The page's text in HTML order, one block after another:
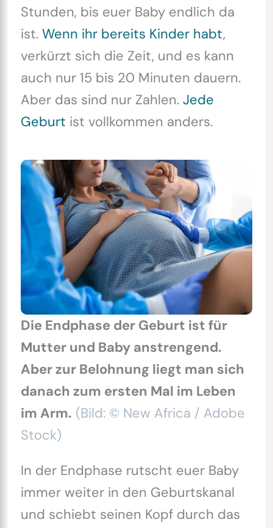
Stunden, bis euer Baby endlich da
ist. Wenn ihr bereits Kinder habt,
verkürzt sich die Zeit, und es kann
auch nur 15 bis 20 Minuten dauern.
Aber das sind nur Zahlen. Jede
Geburt ist vollkommen anders.
Die Endphase der Geburt ist für
Mutter und Baby anstrengend.
Aber zur Belohnung liegt man sich
danach zum ersten Mal im Leben
im Arm. (Bild: © New Africa / Adobe
Stock)
In der Endphase rutscht euer Baby
immer weiter in den Geburtskanal
und schiebt seinen Kopf durch das